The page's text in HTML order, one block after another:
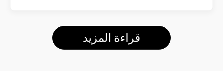
قراءة المزيد